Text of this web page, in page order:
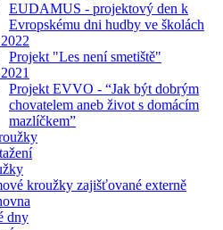
EUDAMUS - projektový den k
Evropskému dni hudby ve školách
Projekt "Les není smetiště"
Projekt EVVO - “Jak být dobrým
chovatelem aneb život s domácím
mazlíčkem”
kroužky zajišťované externě
dny